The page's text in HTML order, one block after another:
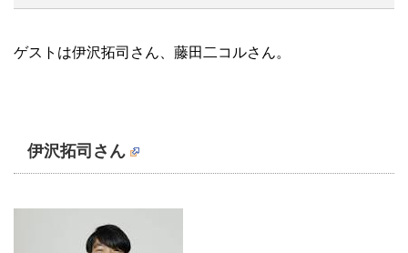
ゲストは伊沢拓司さん、藤田二コルさん。
伊沢拓司さん